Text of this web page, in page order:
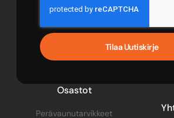
Tilaa Uutiskirje
Osastot
Perävaunutarvikkeet